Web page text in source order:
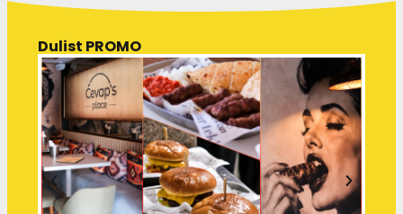
Dulist PROMO